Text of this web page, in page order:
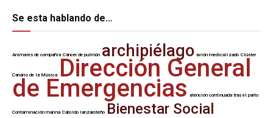
Se esta hablando de…
Animales de compañía Cáncer de pulmón archipiélago avión medicalizado Clúster
Canario de la Música Dirección General
de Emergencias atención continuada tras el parto
Contaminación marina Cabildo lanzaroteño Bienestar Social